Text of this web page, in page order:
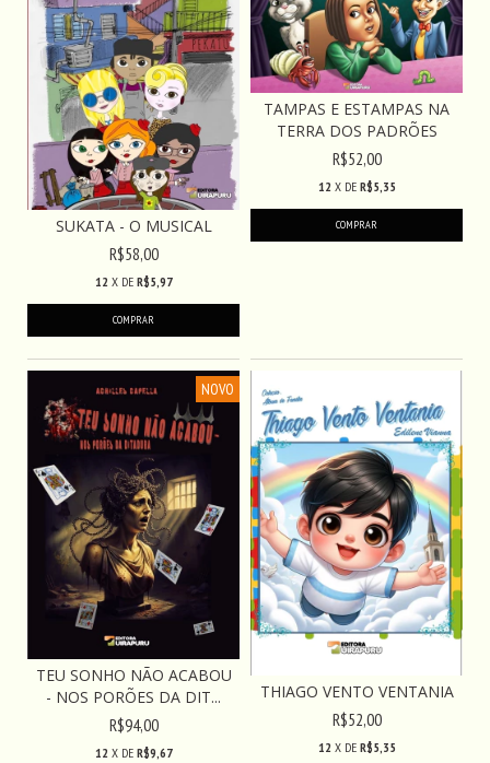
SUKATA - O MUSICAL
R$58,00
12 X DE R$5,97
TAMPAS E ESTAMPAS NA
TERRA DOS PADRÕES
R$52,00
12 X DE R$5,35
NOVO
TEU SONHO NÃO ACABOU
- NOS PORÕES DA DIT...
R$94,00
12 X DE R$9,67
THIAGO VENTO VENTANIA
R$52,00
12 X DE R$5,35